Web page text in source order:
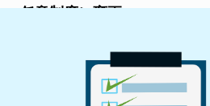
任意制度に変更